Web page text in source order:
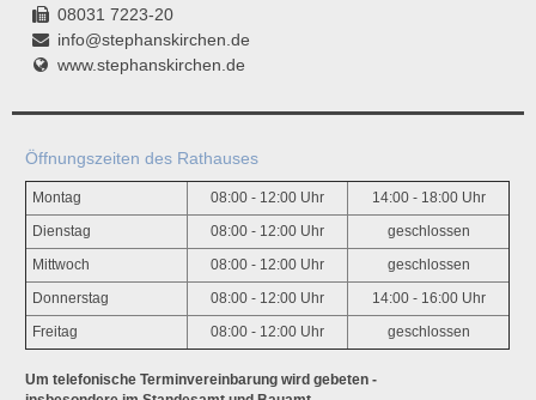
08031 7223-20
info@stephanskirchen.de
www.stephanskirchen.de
Öffnungszeiten des Rathauses
Montag 08:00 - 12:00 Uhr 14:00 - 18:00 Uhr
Dienstag 08:00 - 12:00 Uhr geschlossen
Mittwoch 08:00 - 12:00 Uhr geschlossen
Donnerstag 08:00 - 12:00 Uhr 14:00 - 16:00 Uhr
Freitag 08:00 - 12:00 Uhr geschlossen
Um telefonische Terminvereinbarung wird gebeten -